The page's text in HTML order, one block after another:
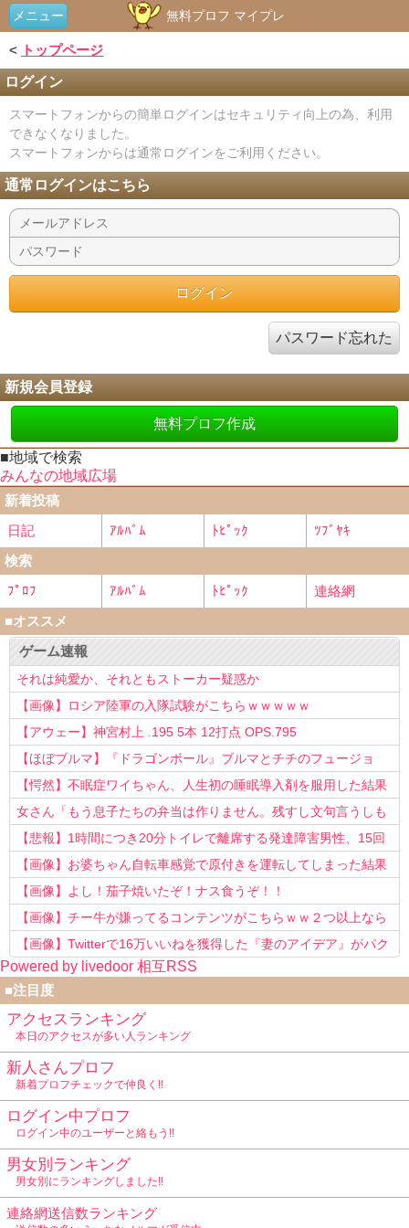
メニュー 無料プロフ マイプレ
< トップページ
ログイン
スマートフォンからの簡単ログインはセキュリティ向上の為、利用
できなくなりました。
スマートフォンからは通常ログインをご利用ください。
通常ログインはこちら
パスワード忘れた
新規会員登録
無料プロフ作成
■地域で検索
みんなの地域広場
新着投稿
日記
ｱﾙﾊﾞﾑ ﾄﾋﾟｯｸ
ﾂﾌﾞﾔｷ
検索
ﾌﾟﾛﾌ
ｱﾙﾊﾞﾑ ﾄﾋﾟｯｸ
連絡網
■オススメ
ゲーム速報
それは純愛か、それともストーカー疑惑か
【画像】ロシア陸軍の入隊試験がこちらｗｗｗｗｗ
【アウェー】神宮村上 .195 5本 12打点 OPS.795
【ほぼブルマ】『ドラゴンボール』ブルマとチチのフュージョ
ン、クッソ可愛すぎるwwwwwww
【愕然】不眠症ワイちゃん、人生初の睡眠導入剤を服用した結果
ｗｗｗｗ
女さん「もう息子たちの弁当は作りません。残すし文句言うしも
う知らない！」
【悲報】1時間につき20分トイレで離席する発達障害男性、15回
以上転職を重ねてしまう
【画像】お婆ちゃん自転車感覚で原付きを運転してしまった結果
www
【画像】よし！茄子焼いたぞ！ナス食うぞ！！
【画像】チー牛が嫌ってるコンテンツがこちらｗｗ２つ以上なら
確定ｗｗ
【画像】Twitterで16万いいねを獲得した『妻のアイデア』がパク
リで草www
Powered by livedoor 相互RSS
■注目度
アクセスランキング
本日のアクセスが多い人ランキング
新人さんプロフ
新着プロフチェックで仲良く!!
ログイン中プロフ
ログイン中のユーザーと絡もう!!
男女別ランキング
男女別にランキングしました!!
連絡網送信数ランキング